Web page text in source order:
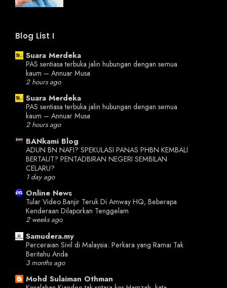
Blog List I
Suara Merdeka
PAS sentiasa terbuka jalin hubungan dengan semua
kaum – Annuar Musa
2 hours ago
Suara Merdeka
PAS sentiasa terbuka jalin hubungan dengan semua
kaum – Annuar Musa
2 hours ago
BANkami Blog
ADUN BN NAFI? SPEKULASI PANAS PHBN KEMBALI
BERTAUT? PENTADBIRAN NEGERI SEMBILAN
CELARU?
1 day ago
Online News
Tular Video Banjir Teruk Di Amway HQ, Beberapa
Kenderaan Dilaporkan Tenggelam
2 weeks ago
Samudera.my
Perceraian Sivil di Malaysia: Perkara yang Ramai Tak
Beritahu Anda
3 months ago
Mohd Sulaiman Othman